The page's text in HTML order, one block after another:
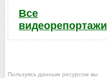
Все
видеорепортажи
Пользуясь данным ресурсом вы